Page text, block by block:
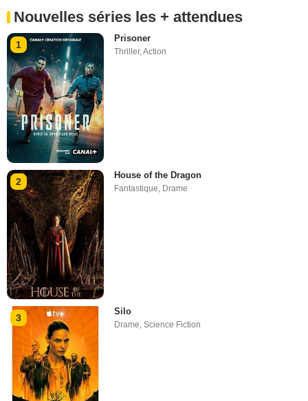
Nouvelles séries les + attendues
1
Prisoner
Thriller,Action
2
House of the Dragon
Fantastique Drame
3
Silo
Drame,Science Fiction